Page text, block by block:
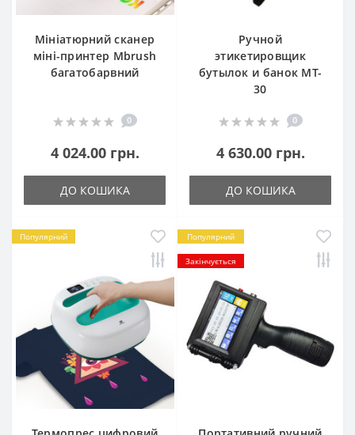
Мініатюрний сканер
міні-принтер Mbrush
багатобарвний
0
4 024.00 грн.
ДО КОШИКА
Ручной
этикетировщик
бутылок и банок MT-
30
0
4 630.00 грн.
ДО КОШИКА
Популярний Популярний
Закінчується